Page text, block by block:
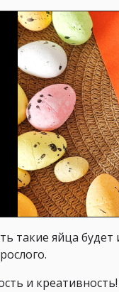
такие яйца
и креативность!